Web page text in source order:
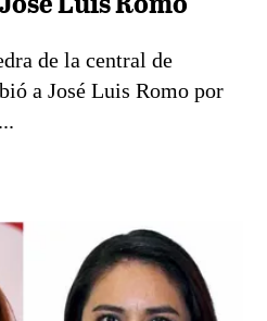
de la central de
a José Luis Romo por